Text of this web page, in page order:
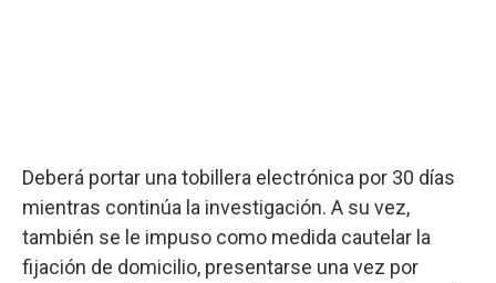
Deberá portar una tobillera electrónica por 30 días
mientras continúa la investigación. A su vez,
también se le impuso como medida cautelar la
fijación de domicilio, presentarse una vez por